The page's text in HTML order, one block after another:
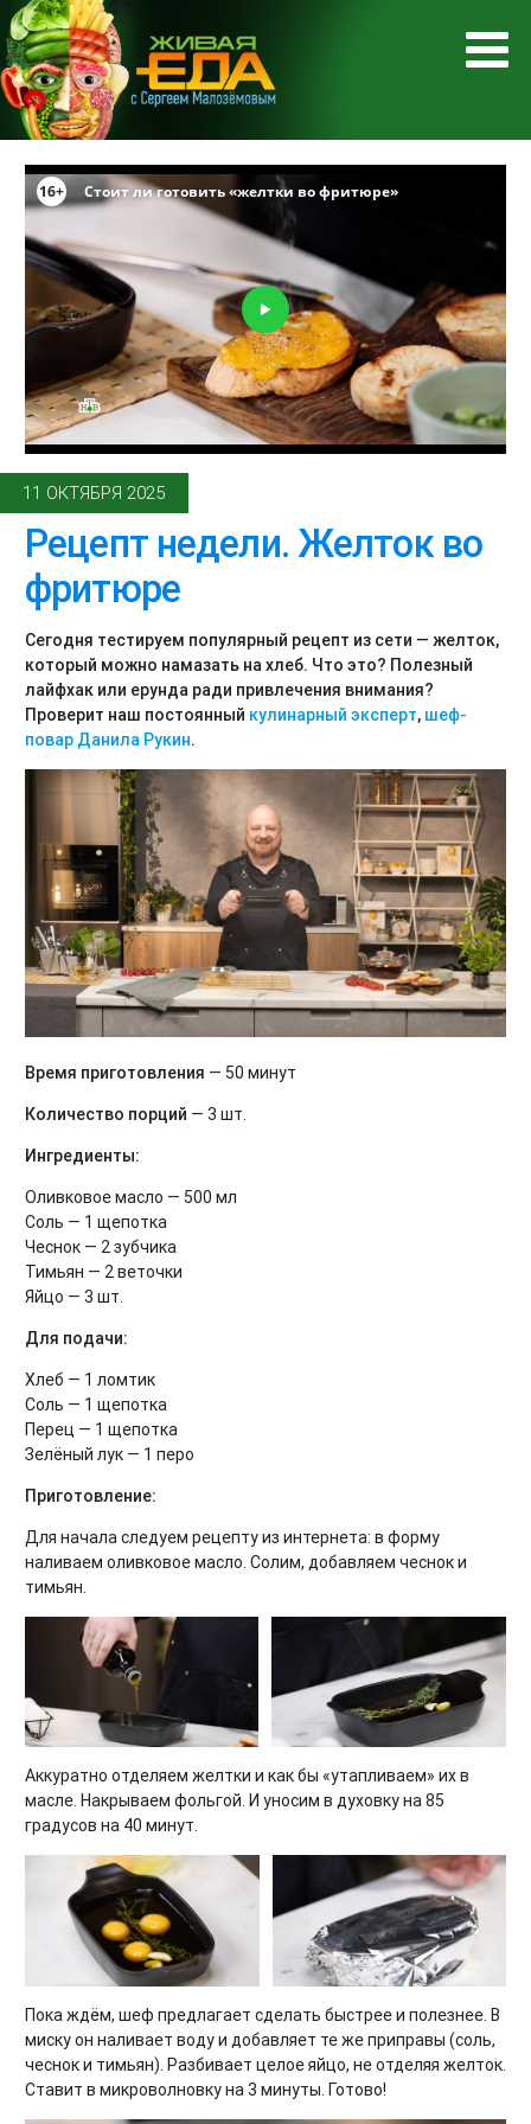
11 ОКТЯБРЯ 2025
Рецепт недели. Желток во
фритюре
Сегодня тестируем популярный рецепт из сети — желток,
который можно намазать на хлеб. Что это? Полезный
лайфхак или ерунда ради привлечения внимания?
Проверит наш постоянный кулинарный эксперт, шеф-
повар Данила Рукин.
Время приготовления — 50 минут
Количество порций — 3 шт.
Ингредиенты:
Оливковое масло — 500 мл
Соль — 1 щепотка
Чеснок — 2 зубчика
Тимьян — 2 веточки
Яйцо — 3 шт.
Для подачи:
Хлеб — 1 ломтик
Соль — 1 щепотка
Перец — 1 щепотка
Зелёный лук — 1 перо
Приготовление:
Для начала следуем рецепту из интернета: в форму
наливаем оливковое масло. Солим, добавляем чеснок и
тимьян.
Аккуратно отделяем желтки и как бы «утапливаем» их в
масле. Накрываем фольгой. И уносим в духовку на 85
градусов на 40 минут.
Пока ждём, шеф предлагает сделать быстрее и полезнее. В
миску он наливает воду и добавляет те же приправы (соль,
чеснок и тимьян). Разбивает целое яйцо, не отделяя желток.
Ставит в микроволновку на 3 минуты. Готово!